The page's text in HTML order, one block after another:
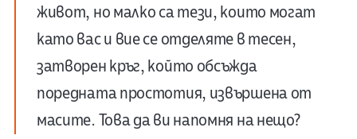
живот, но малко са тези, които могат
като вас и вие се отделяте в тесен,
затворен кръг, който обсъжда
поредната простотия, извършена от
масите. Това да ви напомня на нещо?